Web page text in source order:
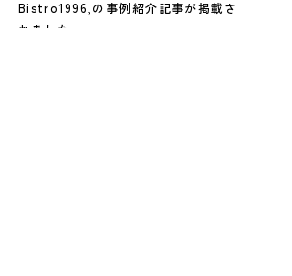
Bistro1996,の事例紹介記事が掲載さ
れました。